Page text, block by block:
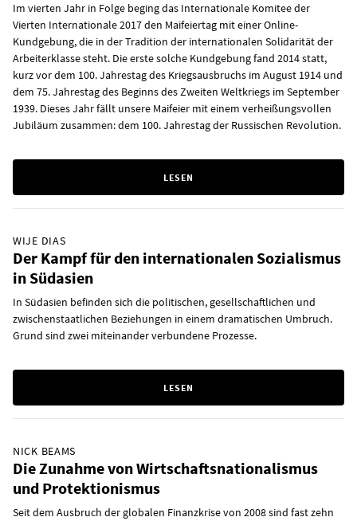
Im vierten Jahr in Folge beging das Internationale Komitee der
Vierten Internationale 2017 den Maifeiertag mit einer Online-
Kundgebung, die in der Tradition der internationalen Solidarität der
Arbeiterklasse steht. Die erste solche Kundgebung fand 2014 statt,
kurz vor dem 100. Jahrestag des Kriegsausbruchs im August 1914 und
dem 75. Jahrestag des Beginns des Zweiten Weltkriegs im September
1939. Dieses Jahr fällt unsere Maifeier mit einem verheißungsvollen
Jubiläum zusammen: dem 100. Jahrestag der Russischen Revolution.
LESEN
WIJE DIAS
Der Kampf für den internationalen Sozialismus
in Südasien
In Südasien befinden sich die politischen, gesellschaftlichen und
zwischenstaatlichen Beziehungen in einem dramatischen Umbruch.
Grund sind zwei miteinander verbundene Prozesse.
LESEN
NICK BEAMS
Die Zunahme von Wirtschaftsnationalismus
und Protektionismus
Seit dem Ausbruch der globalen Finanzkrise von 2008 sind fast zehn